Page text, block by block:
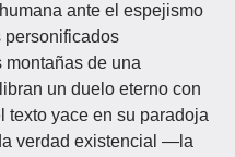
ante el espejismo
personificados
montañas de una
un duelo eterno con
texto yace en su paradoja
verdad existencial —la